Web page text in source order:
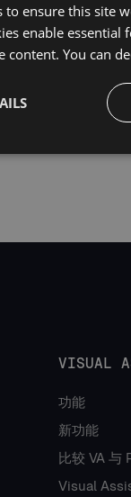
分，可能会与其母公
的 隐私声明。
VISUAL
功能
新功能
比较 VA 与
Visual
to ensure this site
enable
content. You can